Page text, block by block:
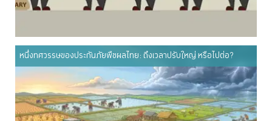
หนึ่งทศวรรษของประกันภัยพืชผลไทย: ถึงเวลาปรับใหญ่ หรือไปต่อ?